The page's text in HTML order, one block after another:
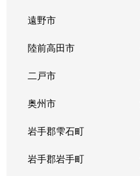
遠野市
陸前高田市
二戸市
奥州市
岩手郡雫石町
岩手郡岩手町